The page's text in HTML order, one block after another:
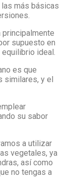
más básicas
supuesto en
ideal.
es que
similares, y el
su sabor
a utilizar
vegetales, ya
así como
no tengas a